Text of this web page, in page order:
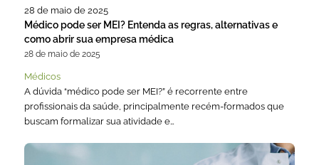
28 de maio de 2025
Médico pode ser MEI? Entenda as regras, alternativas e
como abrir sua empresa médica
28 de maio de 2025
Médicos
A dúvida “médico pode ser MEI?” é recorrente entre
profissionais da saúde, principalmente recém-formados que
buscam formalizar sua atividade e…